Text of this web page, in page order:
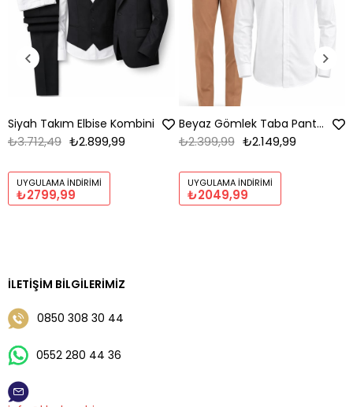
Siyah Takım Elbise Kombini
₺2.899,99
₺3.712,49
UYGULAMA İNDIRIMI
₺2799,99
Beyaz Gömlek Taba Pantolon Kombin
₺2.149,99
₺2.399,99
UYGULAMA İNDIRIMI
₺2049,99
İLETIŞIM BILGILERIMIZ
0850 308 30 44
0552 280 44 36